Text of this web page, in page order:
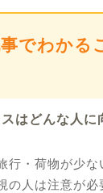
でわかる
はどんな人に
行・荷物が少な
の人は注意が必